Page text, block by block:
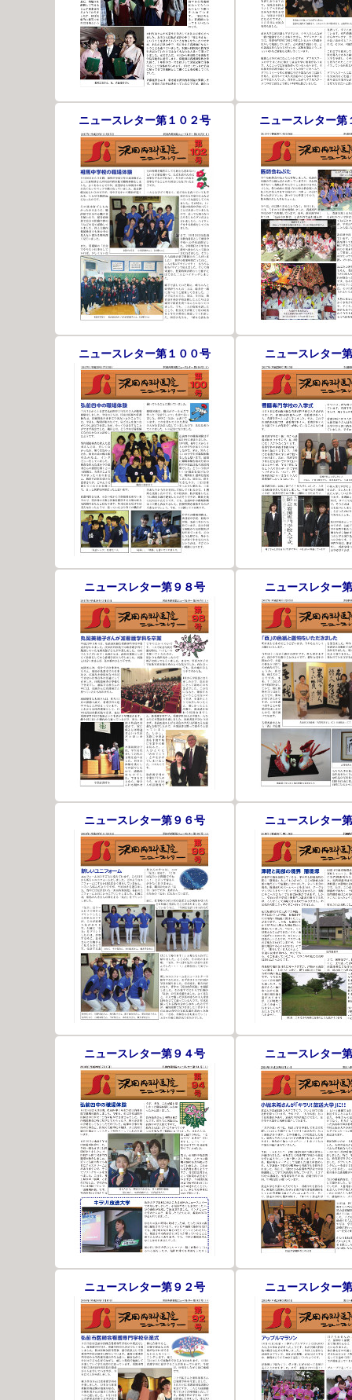
ニュースレター第１０２号 ニュースレター第
ニュースレター第１００号 ニュースレター
ニュースレター第９８号 ニュースレター
ニュースレター第９６号 ニュースレター
ニュースレター第９４号 ニュースレター
ニュースレター第９２号 ニュースレター